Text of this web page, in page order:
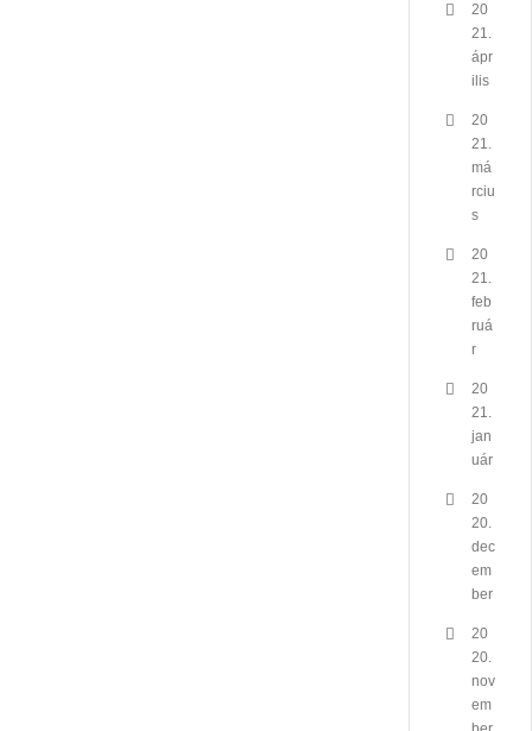
20
21.
ápr
ilis
20
21.
má
rciu
s
20
21.
feb
ruá
r
20
21.
jan
uár
20
20.
dec
em
ber
20
20.
nov
em